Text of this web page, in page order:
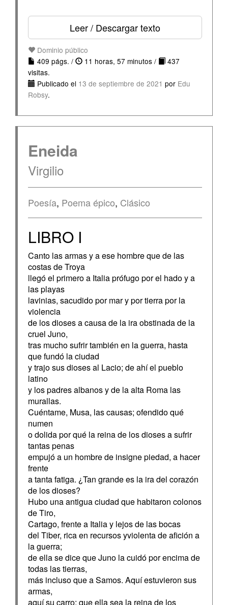
Leer / Descargar texto
Dominio público
409 págs. /
11 horas, 57 minutos /
437
visitas.
Publicado el 13 de septiembre de 2021 por Edu
Robsy.
Eneida
Virgilio
Poesía, Poema épico, Clásico
LIBRO I
Canto las armas y a ese hombre que de las
costas de Troya
llegó el primero a Italia prófugo por el hado y a
las playas
lavinias, sacudido por mar y por tierra por la
violencia
de los dioses a causa de la ira obstinada de la
cruel Juno,
tras mucho sufrir también en la guerra, hasta
que fundó la ciudad
y trajo sus dioses al Lacio; de ahí el pueblo
latino
y los padres albanos y de la alta Roma las
murallas.
Cuéntame, Musa, las causas; ofendido qué
numen
o dolida por qué la reina de los dioses a sufrir
tantas penas
empujó a un hombre de insigne piedad, a hacer
frente
a tanta fatiga. ¿Tan grande es la ira del corazón
de los dioses?
Hubo una antigua ciudad que habitaron colonos
de Tiro,
Cartago, frente a Italia y lejos de las bocas
del Tiber, rica en recursos yviolenta de afición a
la guerra;
de ella se dice que Juno la cuidó por encima de
todas las tierras,
más incluso que a Samos. Aquí estuvieron sus
armas,
aquí su carro; que ella sea la reina de los